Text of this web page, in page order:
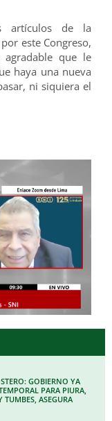
artículos de la
este Congreso,
que le
haya una nueva
ni siquiera el
GOBIERNO YA
PARA PIURA,
TUMBES, ASEGURA